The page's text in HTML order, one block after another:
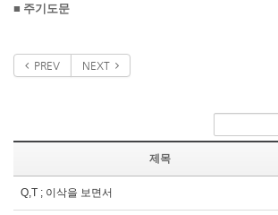
■ 주기도문
PREV NEXT
제목
Q,T ; 이삭을 보면서